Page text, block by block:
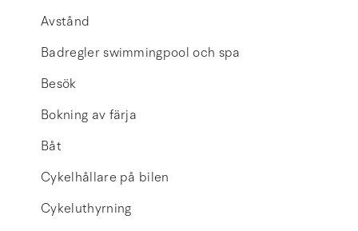
Avstånd
Badregler swimmingpool och spa
Besök
Bokning av färja
Båt
Cykelhållare på bilen
Cykeluthyrning